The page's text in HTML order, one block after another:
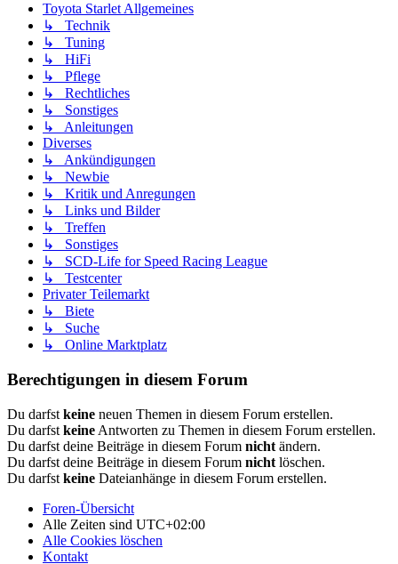
Toyota Starlet Allgemeines
↳ Technik
↳ Tuning
↳ HiFi
↳ Pflege
↳ Rechtliches
↳ Sonstiges
↳ Anleitungen
Diverses
↳ Ankündigungen
↳ Newbie
↳ Kritik und Anregungen
↳ Links und Bilder
↳ Treffen
↳ Sonstiges
↳ SCD-Life for Speed Racing League
↳ Testcenter
Privater Teilemarkt
↳ Biete
↳ Suche
↳ Online Marktplatz
Berechtigungen in diesem Forum
Du darfst keine neuen Themen in diesem Forum erstellen.
Du darfst keine Antworten zu Themen in diesem Forum erstellen.
Du darfst deine Beiträge in diesem Forum nicht ändern.
Du darfst deine Beiträge in diesem Forum nicht löschen.
Du darfst keine Dateianhänge in diesem Forum erstellen.
Foren-Übersicht
Alle Zeiten sind UTC+02:00
Alle Cookies löschen
Kontakt